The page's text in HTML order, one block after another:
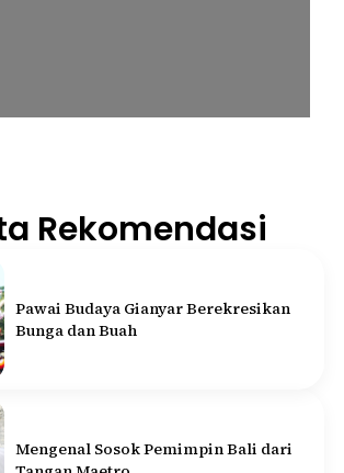
Rekomendasi
Pawai Budaya Gianyar Berekresikan
Bunga dan Buah
Mengenal Sosok Pemimpin Bali dari